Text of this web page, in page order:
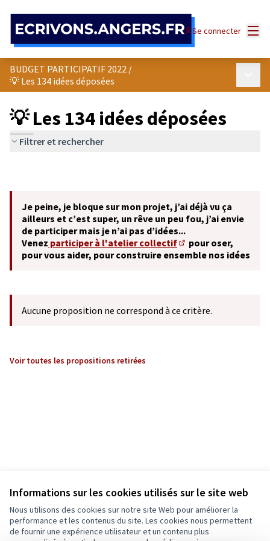
Informations sur les cookies utilisés sur le site web
Nous utilisons des cookies sur notre site Web pour améliorer la
performance et les contenus du site. Les cookies nous permettent
de fournir une expérience utilisateur et un contenu plus
Se connecter
BUDGET PARTICIPATIF 2022 /
💡 Les 134 idées déposées
💡 Les 134 idées déposées
Filtrer et rechercher
Je peine, je bloque sur mon projet, j’ai déjà vu ça
ailleurs et c’est super, un rêve un peu fou, j’ai envie
de participer mais je n’ai pas d’idées...
Venez participer à l'atelier collectif
(S'ouvre dans un
pour oser,
pour vous aider, pour construire ensemble nos idées
Aucune proposition ne correspond à ce critère.
Voir toutes les propositions retirées